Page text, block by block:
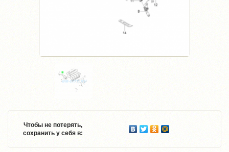
Чтобы не потерять,
сохранить у себя в: